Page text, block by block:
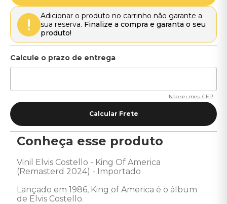
Adicionar o produto no carrinho não garante a
sua reserva. Finalize a compra e garanta o seu
produto!
Não sei meu CEP
Conheça esse produto
Vinil Elvis Costello - King Of America
(Remasterd 2024) - Importado
Lançado em 1986, King of America é o álbum
de Elvis Costello.